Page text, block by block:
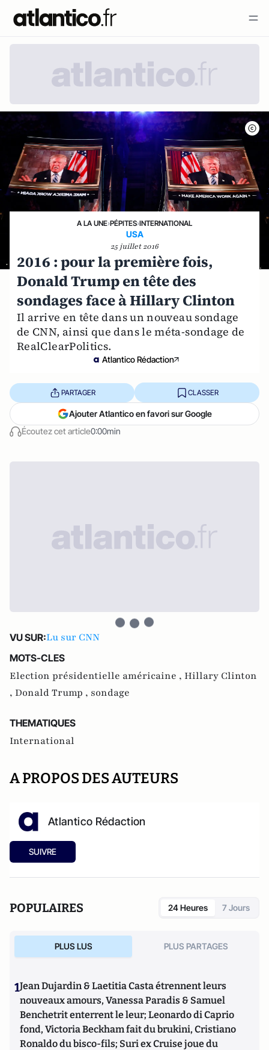
A LA UNE›PÉPITES›INTERNATIONAL
USA
25 juillet 2016
2016 : pour la première fois,
Donald Trump en tête des
sondages face à Hillary Clinton
Il arrive en tête dans un nouveau sondage
de CNN, ainsi que dans le méta-sondage de
RealClearPolitics.
Atlantico Rédaction
Écoutez cet article0:00min
PARTAGER CLASSER
Ajouter Atlantico en favori sur Google
VU SUR:Lu sur CNN
MOTS-CLES
Election présidentielle américaine , Hillary Clinton
, Donald Trump , sondage
THEMATIQUES
International
A PROPOS DES AUTEURS
Atlantico Rédaction
SUIVRE
POPULAIRES 24 Heures 7 Jours
PLUS LUS PLUS PARTAGES
1Jean Dujardin & Laetitia Casta étrennent leurs
nouveaux amours, Vanessa Paradis & Samuel
Benchetrit enterrent le leur; Leonardo di Caprio
fond, Victoria Beckham fait du brukini, Cristiano
Ronaldo du bisco-fils; Suri ex Cruise joue du